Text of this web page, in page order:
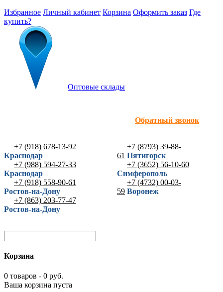
Избранное Личный кабинет Корзина Оформить заказ Где
купить?
Оптовые склады
Обратный звонок
+7 (918) 678-13-92
Краснодар
+7 (988) 594-27-33
Краснодар
+7 (918) 558-90-61
Ростов-на-Дону
+7 (863) 203-77-47
Ростов-на-Дону
+7 (8793) 39-88-
61 Пятигорск
+7 (3652) 56-10-60
Симферополь
+7 (4732) 00-03-
59 Воронеж
Корзина
0 товаров - 0 руб.
Ваша корзина пуста